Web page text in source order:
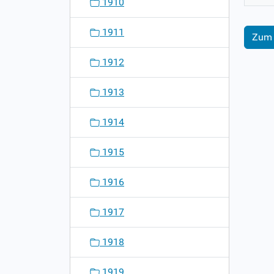
Zum
1911
1912
1913
1914
1915
1916
1917
1918